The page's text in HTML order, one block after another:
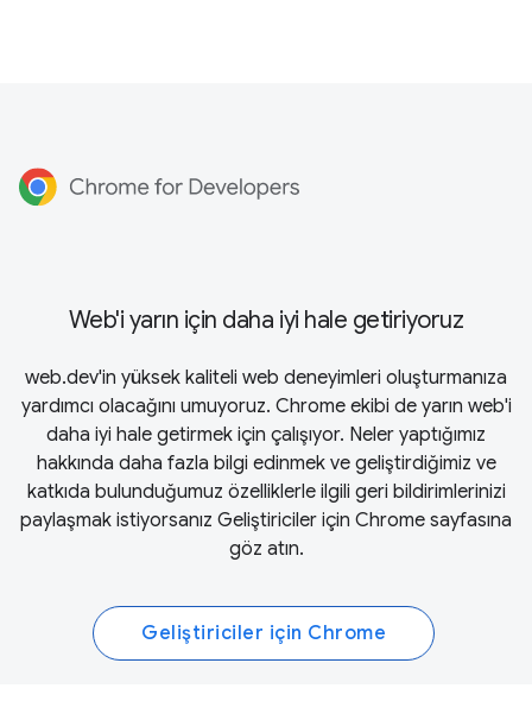
Web'i yarın için daha iyi hale getiriyoruz
web.dev'in yüksek kaliteli web deneyimleri oluşturmanıza
yardımcı olacağını umuyoruz. Chrome ekibi de yarın web'i
daha iyi hale getirmek için çalışıyor. Neler yaptığımız
hakkında daha fazla bilgi edinmek ve geliştirdiğimiz ve
katkıda bulunduğumuz özelliklerle ilgili geri bildirimlerinizi
paylaşmak istiyorsanız Geliştiriciler için Chrome sayfasına
göz atın.
Geliştiriciler için Chrome